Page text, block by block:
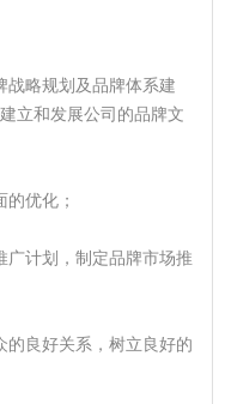
战略规划及品牌体系建
立和发展公司的品牌文
优化；
广计划，制定品牌市场推
的良好关系，树立良好的